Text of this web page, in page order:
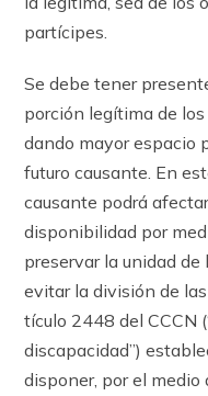
partícipes.
Se debe tener
porción legítima de
dando mayor espacio
futuro causante. En
causante podrá
disponibilidad por
preservar la unidad
evitar la división de
tícu­lo 2448 del CCCN
discapacidad”)
disponer, por el